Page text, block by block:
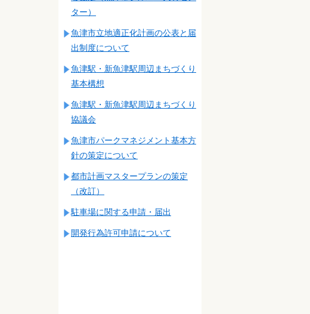
ター）
魚津市立地適正化計画の公表と届
出制度について
魚津駅・新魚津駅周辺まちづくり
基本構想
魚津駅・新魚津駅周辺まちづくり
協議会
魚津市パークマネジメント基本方
針の策定について
都市計画マスタープランの策定
（改訂）
駐車場に関する申請・届出
開発行為許可申請について